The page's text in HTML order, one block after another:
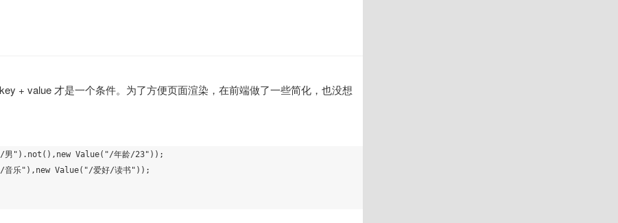
+ value 才是一个条件。为了方便页面渲染，在前端做了一些简化，也没想